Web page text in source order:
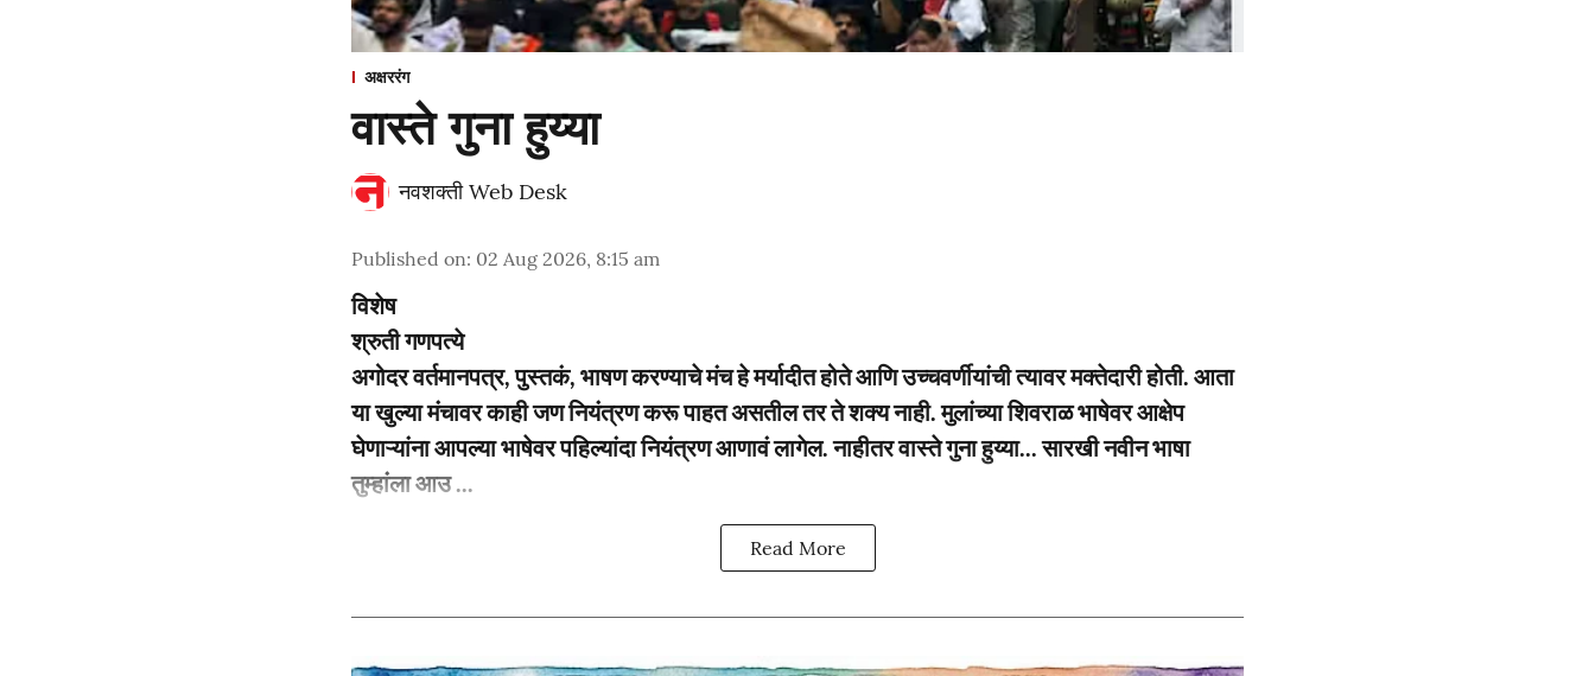
अक्षररंग
वास्ते गुना हुय्या
नवशक्ती Web Desk
Published on: 02 Aug 2026, 8:15 am
विशेष
श्रुती गणपत्ये
अगोदर वर्तमानपत्र, पुस्तकं, भाषण करण्याचे मंच हे मर्यादीत होते आणि उच्चवर्णीयांची त्यावर मक्तेदारी होती. आता
या खुल्या मंचावर काही जण नियंत्रण करू पाहत असतील तर ते शक्य नाही. मुलांच्या शिवराळ भाषेवर आक्षेप
घेणाऱ्यांना आपल्या भाषेवर पहिल्यांदा नियंत्रण आणावं लागेल. नाहीतर वास्ते गुना हुय्या... सारखी नवीन भाषा
तुम्हांला आउ ...
Read More